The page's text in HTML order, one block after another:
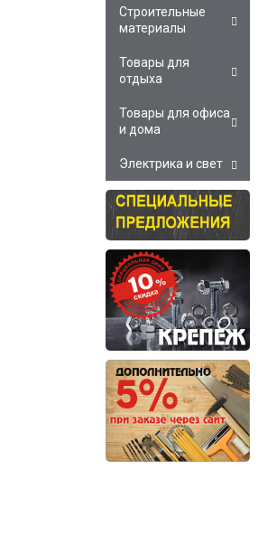
Строительные
материалы
Товары для
отдыха
Товары для офиса
и дома
Электрика и свет